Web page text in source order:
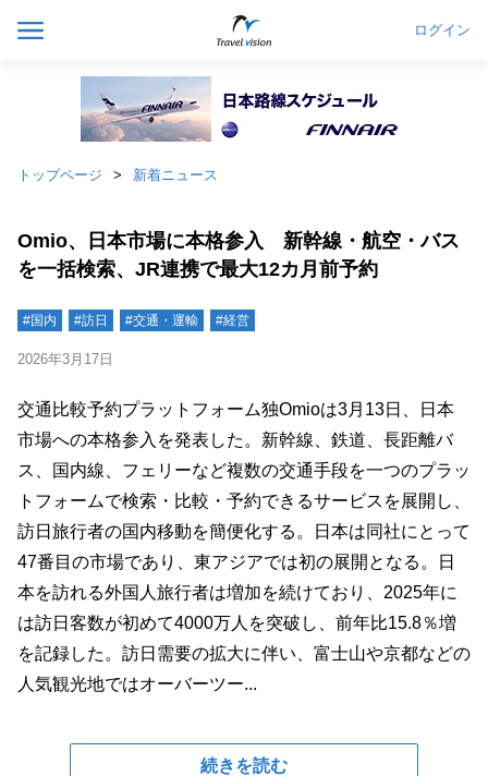
ログイン
トップページ 新着ニュース
Omio、日本市場に本格参入 新幹線・航空・バス
を一括検索、JR連携で最大12カ月前予約
#国内 #訪日 #交通・運輸 #経営
2026年3月17日
交通比較予約プラットフォーム独Omioは3月13日、日本
市場への本格参入を発表した。新幹線、鉄道、長距離バ
ス、国内線、フェリーなど複数の交通手段を一つのプラッ
トフォームで検索・比較・予約できるサービスを展開し、
訪日旅行者の国内移動を簡便化する。日本は同社にとって
47番目の市場であり、東アジアでは初の展開となる。日
本を訪れる外国人旅行者は増加を続けており、2025年に
は訪日客数が初めて4000万人を突破し、前年比15.8％増
を記録した。訪日需要の拡大に伴い、富士山や京都などの
人気観光地ではオーバーツー...
続きを読む